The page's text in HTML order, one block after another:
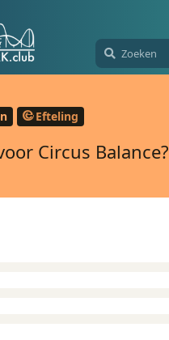
Efteling
Circus Balance?